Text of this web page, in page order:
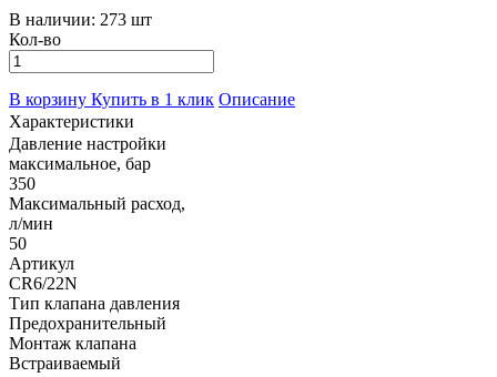
В наличии: 273 шт
Кол-во
В корзину Купить в 1 клик Описание
Характеристики
Давление настройки
максимальное, бар
350
Максимальный расход,
л/мин
50
Артикул
CR6/22N
Тип клапана давления
Предохранительный
Монтаж клапана
Встраиваемый